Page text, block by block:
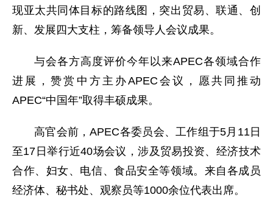
现亚太共同体目标的路线图，突出贸易、联通、创
新、发展四大支柱，筹备领导人会议成果。
与会各方高度评价今年以来APEC各领域合作
进展，赞赏中方主办APEC会议，愿共同推动
APEC“中国年”取得丰硕成果。
高官会前，APEC各委员会、工作组于5月11日
至17日举行近40场会议，涉及贸易投资、经济技术
合作、妇女、电信、食品安全等领域。来自各成员
经济体、秘书处、观察员等1000余位代表出席。